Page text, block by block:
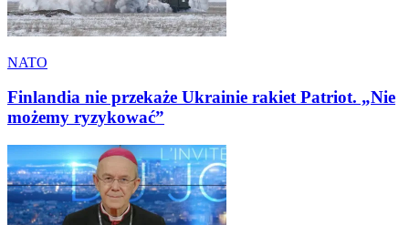
NATO
Finlandia nie przekaże Ukrainie rakiet Patriot. „Nie
możemy ryzykować”